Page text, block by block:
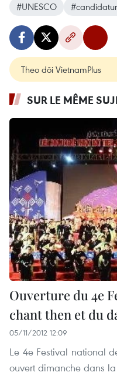
#UNESCO
Theo dõi VietnamPlus
SUR LE MÊME
Ouverture du 4e
chant then et du
05/11/2012 12:09
Le 4e Festival national
ouvert dimanche dans